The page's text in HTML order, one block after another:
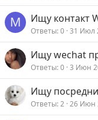
M Ищу контакт
Ответы 0 31 Июл
Ищу wechat
Ответы 0 3 Июн
Ищу
Ответы 2 26 Июн